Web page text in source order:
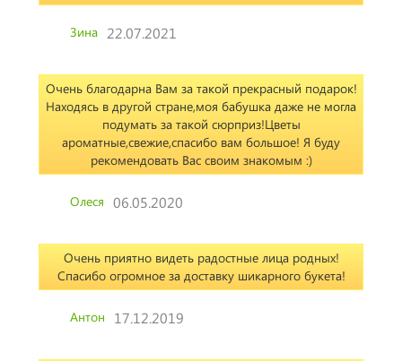
Зина 22.07.2021
Очень благодарна Вам за такой прекрасный подарок!
Находясь в другой стране,моя бабушка даже не могла
подумать за такой сюрприз!Цветы
ароматные,свежие,спасибо вам большое! Я буду
рекомендовать Вас своим знакомым :)
Олеся 06.05.2020
Очень приятно видеть радостные лица родных!
Спасибо огромное за доставку шикарного букета!
Антон 17.12.2019